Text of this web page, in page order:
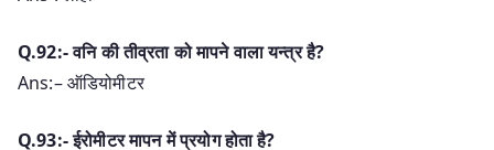
Q.92:- वनि की तीव्रता को मापने वाला यन्त्र है?
Ans:– ऑडियोमीटर
Q.93:- ईरोमीटर मापन में प्रयोग होता है?